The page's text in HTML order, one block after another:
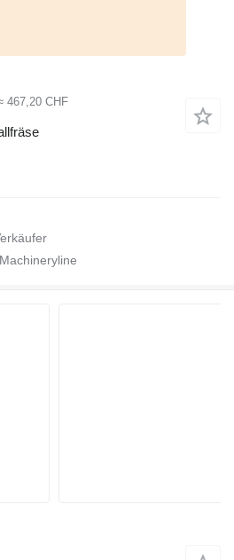
467,20 CHF